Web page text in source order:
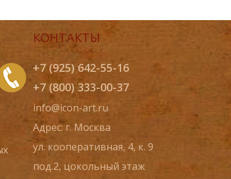
КОНТАКТЫ
+7 (925) 642-55-16
+7 (800) 333-00-37
info@icon-art.ru
Адрес: г. Москва
ул. кооперативная, 4, к. 9
под.2, цокольный этаж